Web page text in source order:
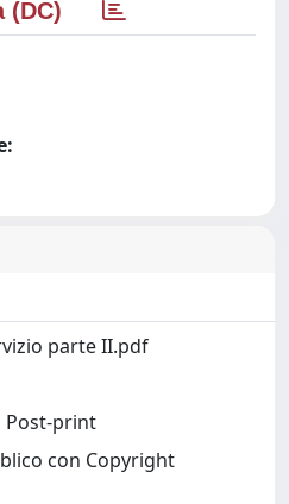
(DC)
parte II.pdf
Post-print
con Copyright